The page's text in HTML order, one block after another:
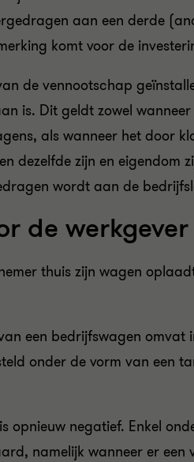
aan een derde
komt voor de
de vennootschap
is. Dit geldt zowel
als wanneer het door
dezelfde zijn en
wordt aan de
de
thuis zijn wagen
een bedrijfswagen
onder de vorm van een
opnieuw negatief. Enkel
namelijk wanneer er